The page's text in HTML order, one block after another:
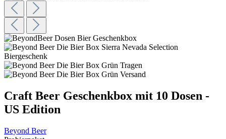
Craft Beer Geschenkbox mit 10 Dosen -
US Edition
Beyond Beer